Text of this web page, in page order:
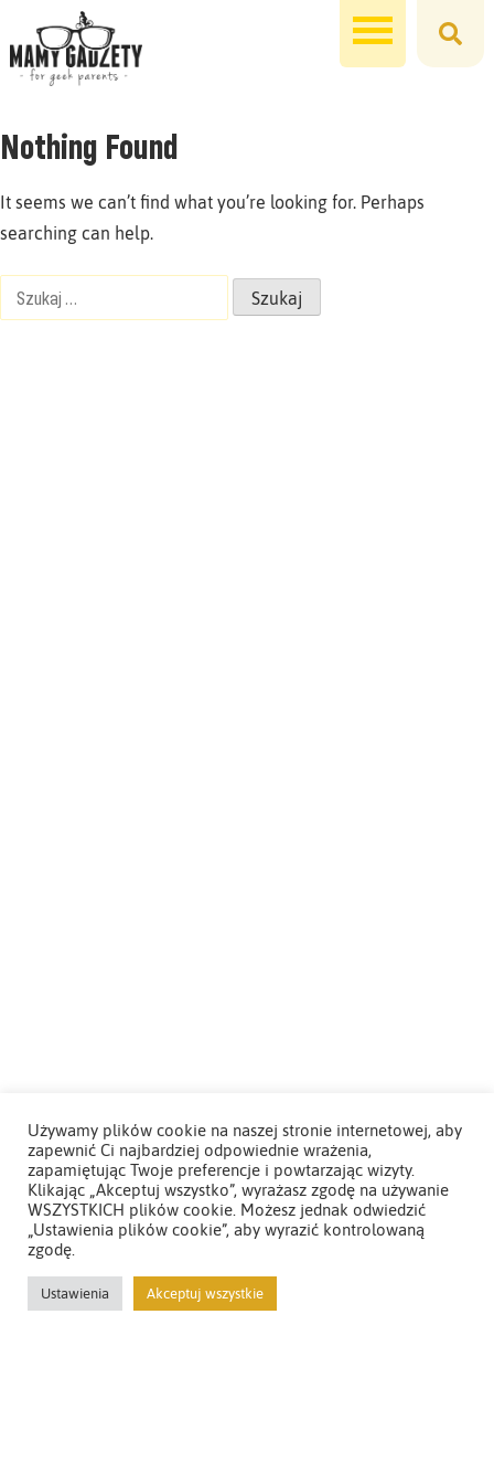
Nothing Found
It seems we can’t find what you’re looking for. Perhaps
searching can help.
Szukaj:
Używamy plików cookie na naszej stronie internetowej, aby
zapewnić Ci najbardziej odpowiednie wrażenia,
zapamiętując Twoje preferencje i powtarzając wizyty.
Klikając „Akceptuj wszystko”, wyrażasz zgodę na używanie
WSZYSTKICH plików cookie. Możesz jednak odwiedzić
„Ustawienia plików cookie”, aby wyrazić kontrolowaną
zgodę.
Ustawienia Akceptuj wszystkie